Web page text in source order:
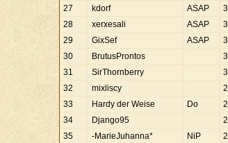
27 kdorf ASAP 3
28
xerxesali ASAP 3
29
GixSef ASAP 3
30
BrutusProntos 3
31
SirThornberry 3
32
mixliscy 2
33
Hardy der Weise Do 2
34
Django95 2
35
-MarieJuhanna* NiP 2